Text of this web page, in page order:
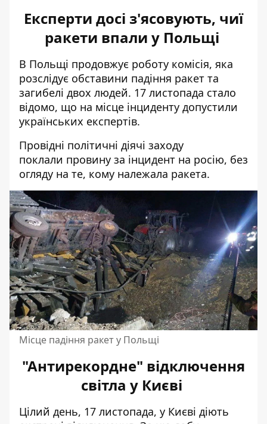
Експерти досі з'ясовують, чиї
ракети впали у Польщі
В Польщі продовжує роботу комісія, яка
розслідує обставини падіння ракет та
загибелі двох людей. 17 листопада стало
відомо, що на місце інциденту допустили
українських експертів.
Провідні політичні діячі заходу
поклали провину за інцидент на росію, без
огляду на те, кому належала ракета.
Місце падіння ракет у Польщі
"Антирекордне" відключення
світла у Києві
Цілий день, 17 листопада, у Києві діють